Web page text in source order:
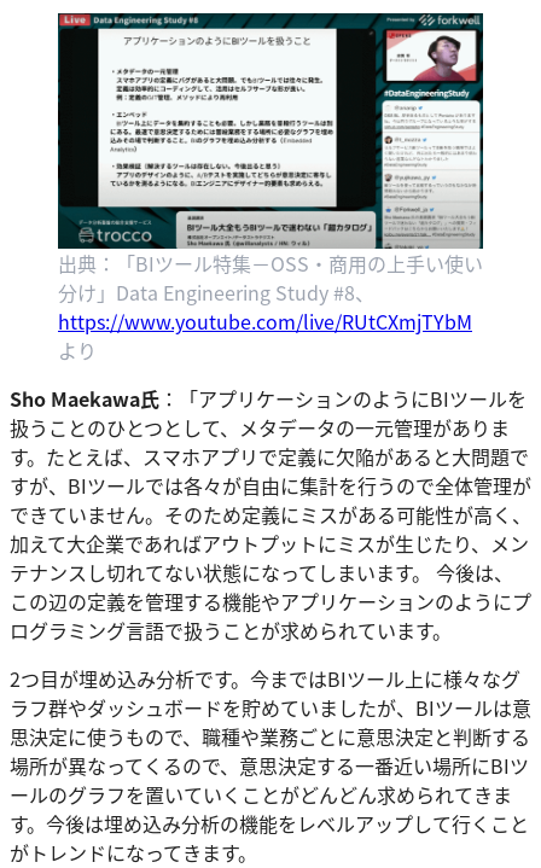
出典：「BIツール特集－OSS・商用の上手い使い
分け」Data Engineering Study #8、
https://www.youtube.com/live/RUtCXmjTYbM
より
Sho Maekawa氏 ：「アプリケーションのようにBIツールを
扱うことのひとつとして、メタデータの一元管理がありま
す。たとえば、スマホアプリで定義に欠陥があると大問題で
すが、BIツールでは各々が自由に集計を行うので全体管理が
できていません。そのため定義にミスがある可能性が高く、
加えて大企業であればアウトプットにミスが生じたり、メン
テナンスし切れてない状態になってしまいます。 今後は、
この辺の定義を管理する機能やアプリケーションのようにプ
ログラミング言語で扱うことが求められています。
2つ目が埋め込み分析です。今まではBIツール上に様々なグ
ラフ群やダッシュボードを貯めていましたが、BIツールは意
思決定に使うもので、職種や業務ごとに意思決定と判断する
場所が異なってくるので、意思決定する一番近い場所にBIツ
ールのグラフを置いていくことがどんどん求められてきま
す。今後は埋め込み分析の機能をレベルアップして行くこと
がトレンドになってきます。